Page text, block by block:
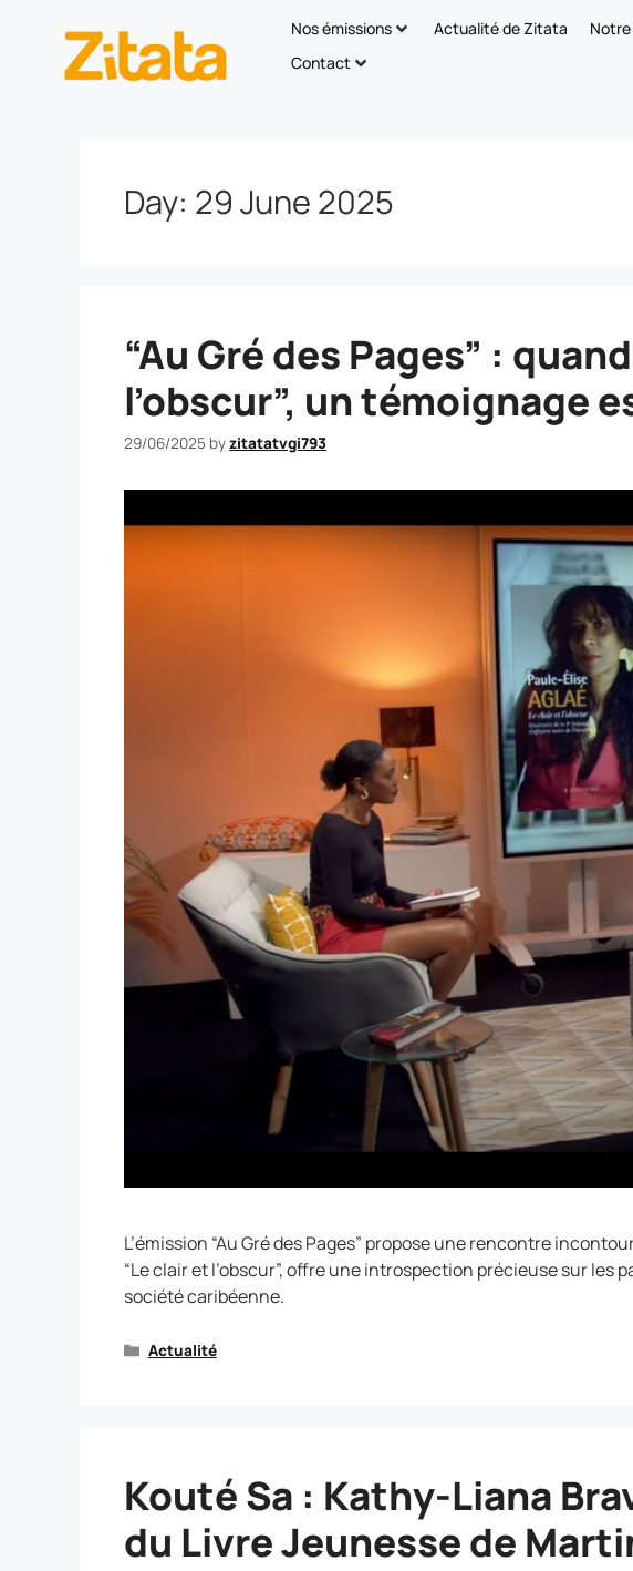
Nos émissions Actualité de Zitata
Contact
Day: 29 June 2025
“Au Gré des Pages” :
l’obscur”, un témoignage
29/06/2025 byzitatatvgi793
L’émission “Au Gré des Pages” propose une rencontre
“Le clair et l’obscur”, offre une introspection précieuse sur
société caribéenne.
Actualité
Kouté Sa : Kathy-Liana
du Livre Jeunesse de